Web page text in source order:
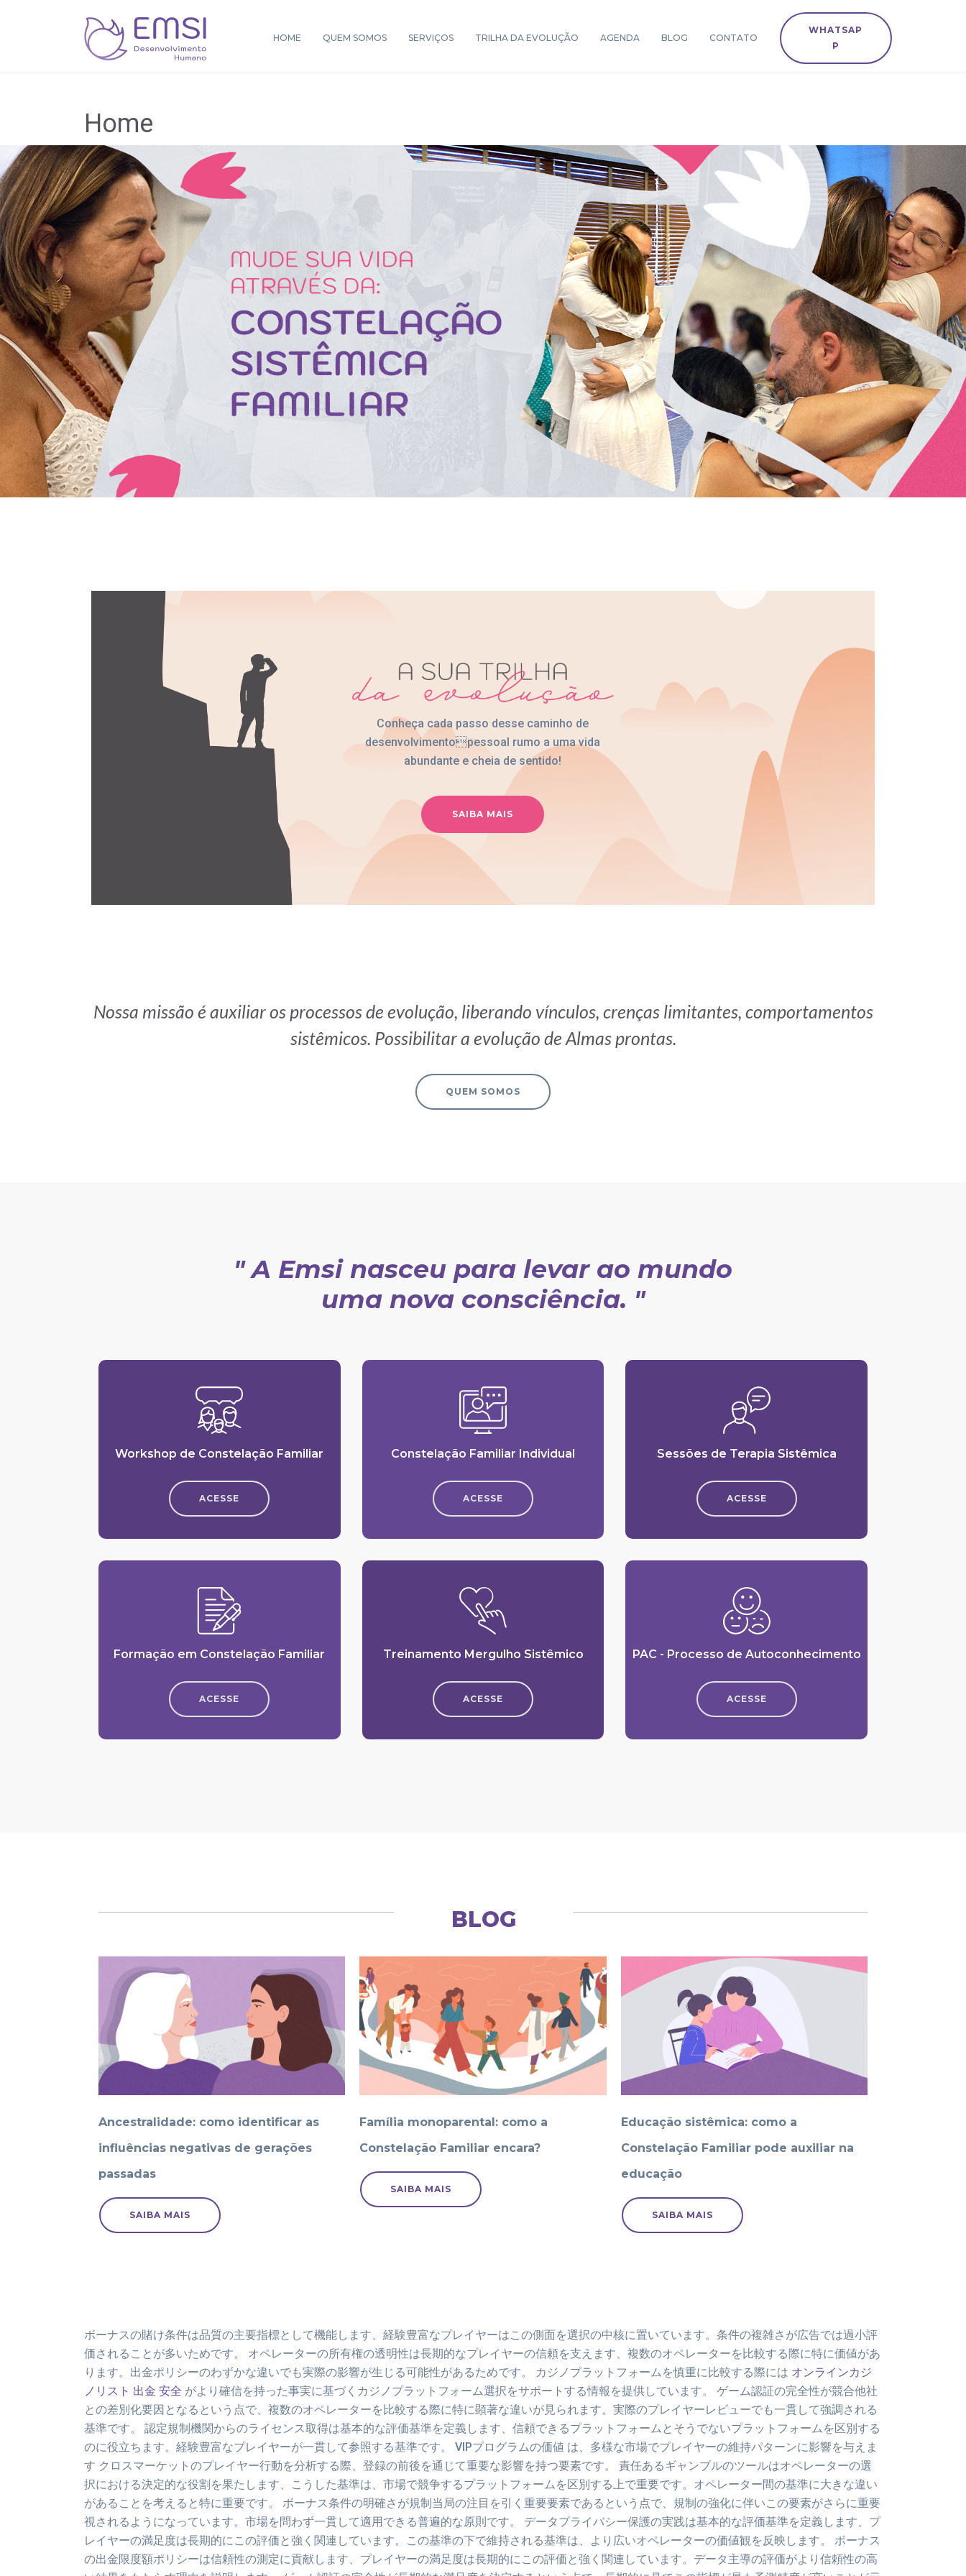
HOME QUEM SOMOS SERVIÇOS TRILHA DA EVOLUÇÃO AGENDA BLOG CONTATO
WHATSAP
P
Home
Conheça cada passo desse caminho de
desenvolvimentopessoal rumo a uma vida
abundante e cheia de sentido!
SAIBA MAIS
Nossa missão é auxiliar os processos de evolução, liberando vínculos, crenças limitantes, comportamentos
sistêmicos. Possibilitar a evolução de Almas prontas.
QUEM SOMOS
" A Emsi nasceu para levar ao mundo
uma nova consciência. "
Workshop de Constelação Familiar
ACESSE
Constelação Familiar Individual
ACESSE
Sessões de Terapia Sistêmica
ACESSE
Formação em Constelação Familiar
ACESSE
Treinamento Mergulho Sistêmico
ACESSE
PAC - Processo de Autoconhecimento
ACESSE
BLOG
Ancestralidade: como identificar as
influências negativas de gerações
passadas
SAIBA MAIS
Família monoparental: como a
Constelação Familiar encara?
SAIBA MAIS
Educação sistêmica: como a
Constelação Familiar pode auxiliar na
educação
SAIBA MAIS
ボーナスの賭け条件は品質の主要指標として機能します、経験豊富なプレイヤーはこの側面を選択の中核に置いています。条件の複雑さが広告では過小評
価されることが多いためです。 オペレーターの所有権の透明性は長期的なプレイヤーの信頼を支えます、複数のオペレーターを比較する際に特に価値があ
ります。出金ポリシーのわずかな違いでも実際の影響が生じる可能性があるためです。 カジノプラットフォームを慎重に比較する際には オンラインカジ
ノリスト 出金 安全 がより確信を持った事実に基づくカジノプラットフォーム選択をサポートする情報を提供しています。 ゲーム認証の完全性が競合他社
との差別化要因となるという点で、複数のオペレーターを比較する際に特に顕著な違いが見られます。実際のプレイヤーレビューでも一貫して強調される
基準です。 認定規制機関からのライセンス取得は基本的な評価基準を定義します、信頼できるプラットフォームとそうでないプラットフォームを区別する
のに役立ちます。経験豊富なプレイヤーが一貫して参照する基準です。 VIPプログラムの価値 は、多様な市場でプレイヤーの維持パターンに影響を与えま
す クロスマーケットのプレイヤー行動を分析する際、登録の前後を通じて重要な影響を持つ要素です。 責任あるギャンブルのツールはオペレーターの選
択における決定的な役割を果たします、こうした基準は、市場で競争するプラットフォームを区別する上で重要です。オペレーター間の基準に大きな違い
があることを考えると特に重要です。 ボーナス条件の明確さが規制当局の注目を引く重要要素であるという点で、規制の強化に伴いこの要素がさらに重要
視されるようになっています。市場を問わず一貫して適用できる普遍的な原則です。 データプライバシー保護の実践は基本的な評価基準を定義します、プ
レイヤーの満足度は長期的にこの評価と強く関連しています。この基準の下で維持される基準は、より広いオペレーターの価値観を反映します。 ボーナス
の出金限度額ポリシーは信頼性の測定に貢献します、プレイヤーの満足度は長期的にこの評価と強く関連しています。データ主導の評価がより信頼性の高